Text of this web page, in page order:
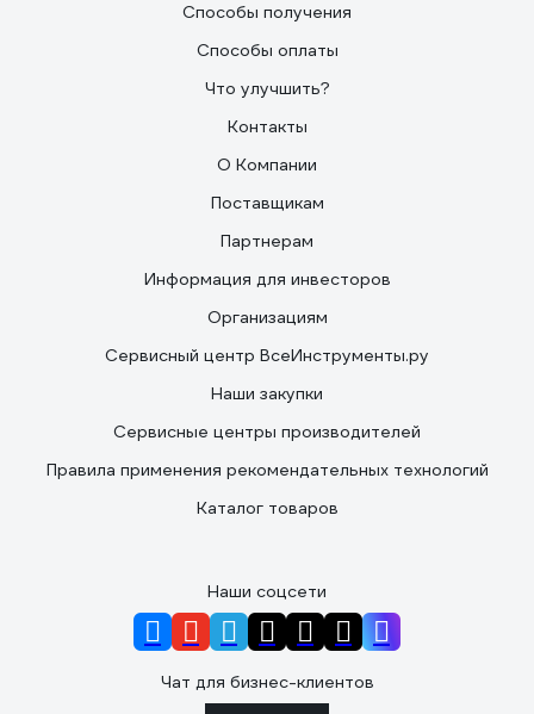
Способы получения
Способы оплаты
Что улучшить?
Контакты
О Компании
Поставщикам
Партнерам
Информация для инвесторов
Организациям
Сервисный центр ВсеИнструменты.ру
Наши закупки
Сервисные центры производителей
Правила применения рекомендательных технологий
Каталог товаров
Наши соцсети
Чат для бизнес-клиентов